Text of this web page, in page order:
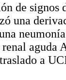
de signos
una
a